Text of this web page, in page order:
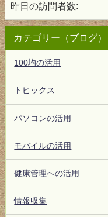
昨日の訪問者数:
カテゴリー（ブログ）
100均の活用
トピックス
パソコンの活用
モバイルの活用
健康管理への活用
情報収集